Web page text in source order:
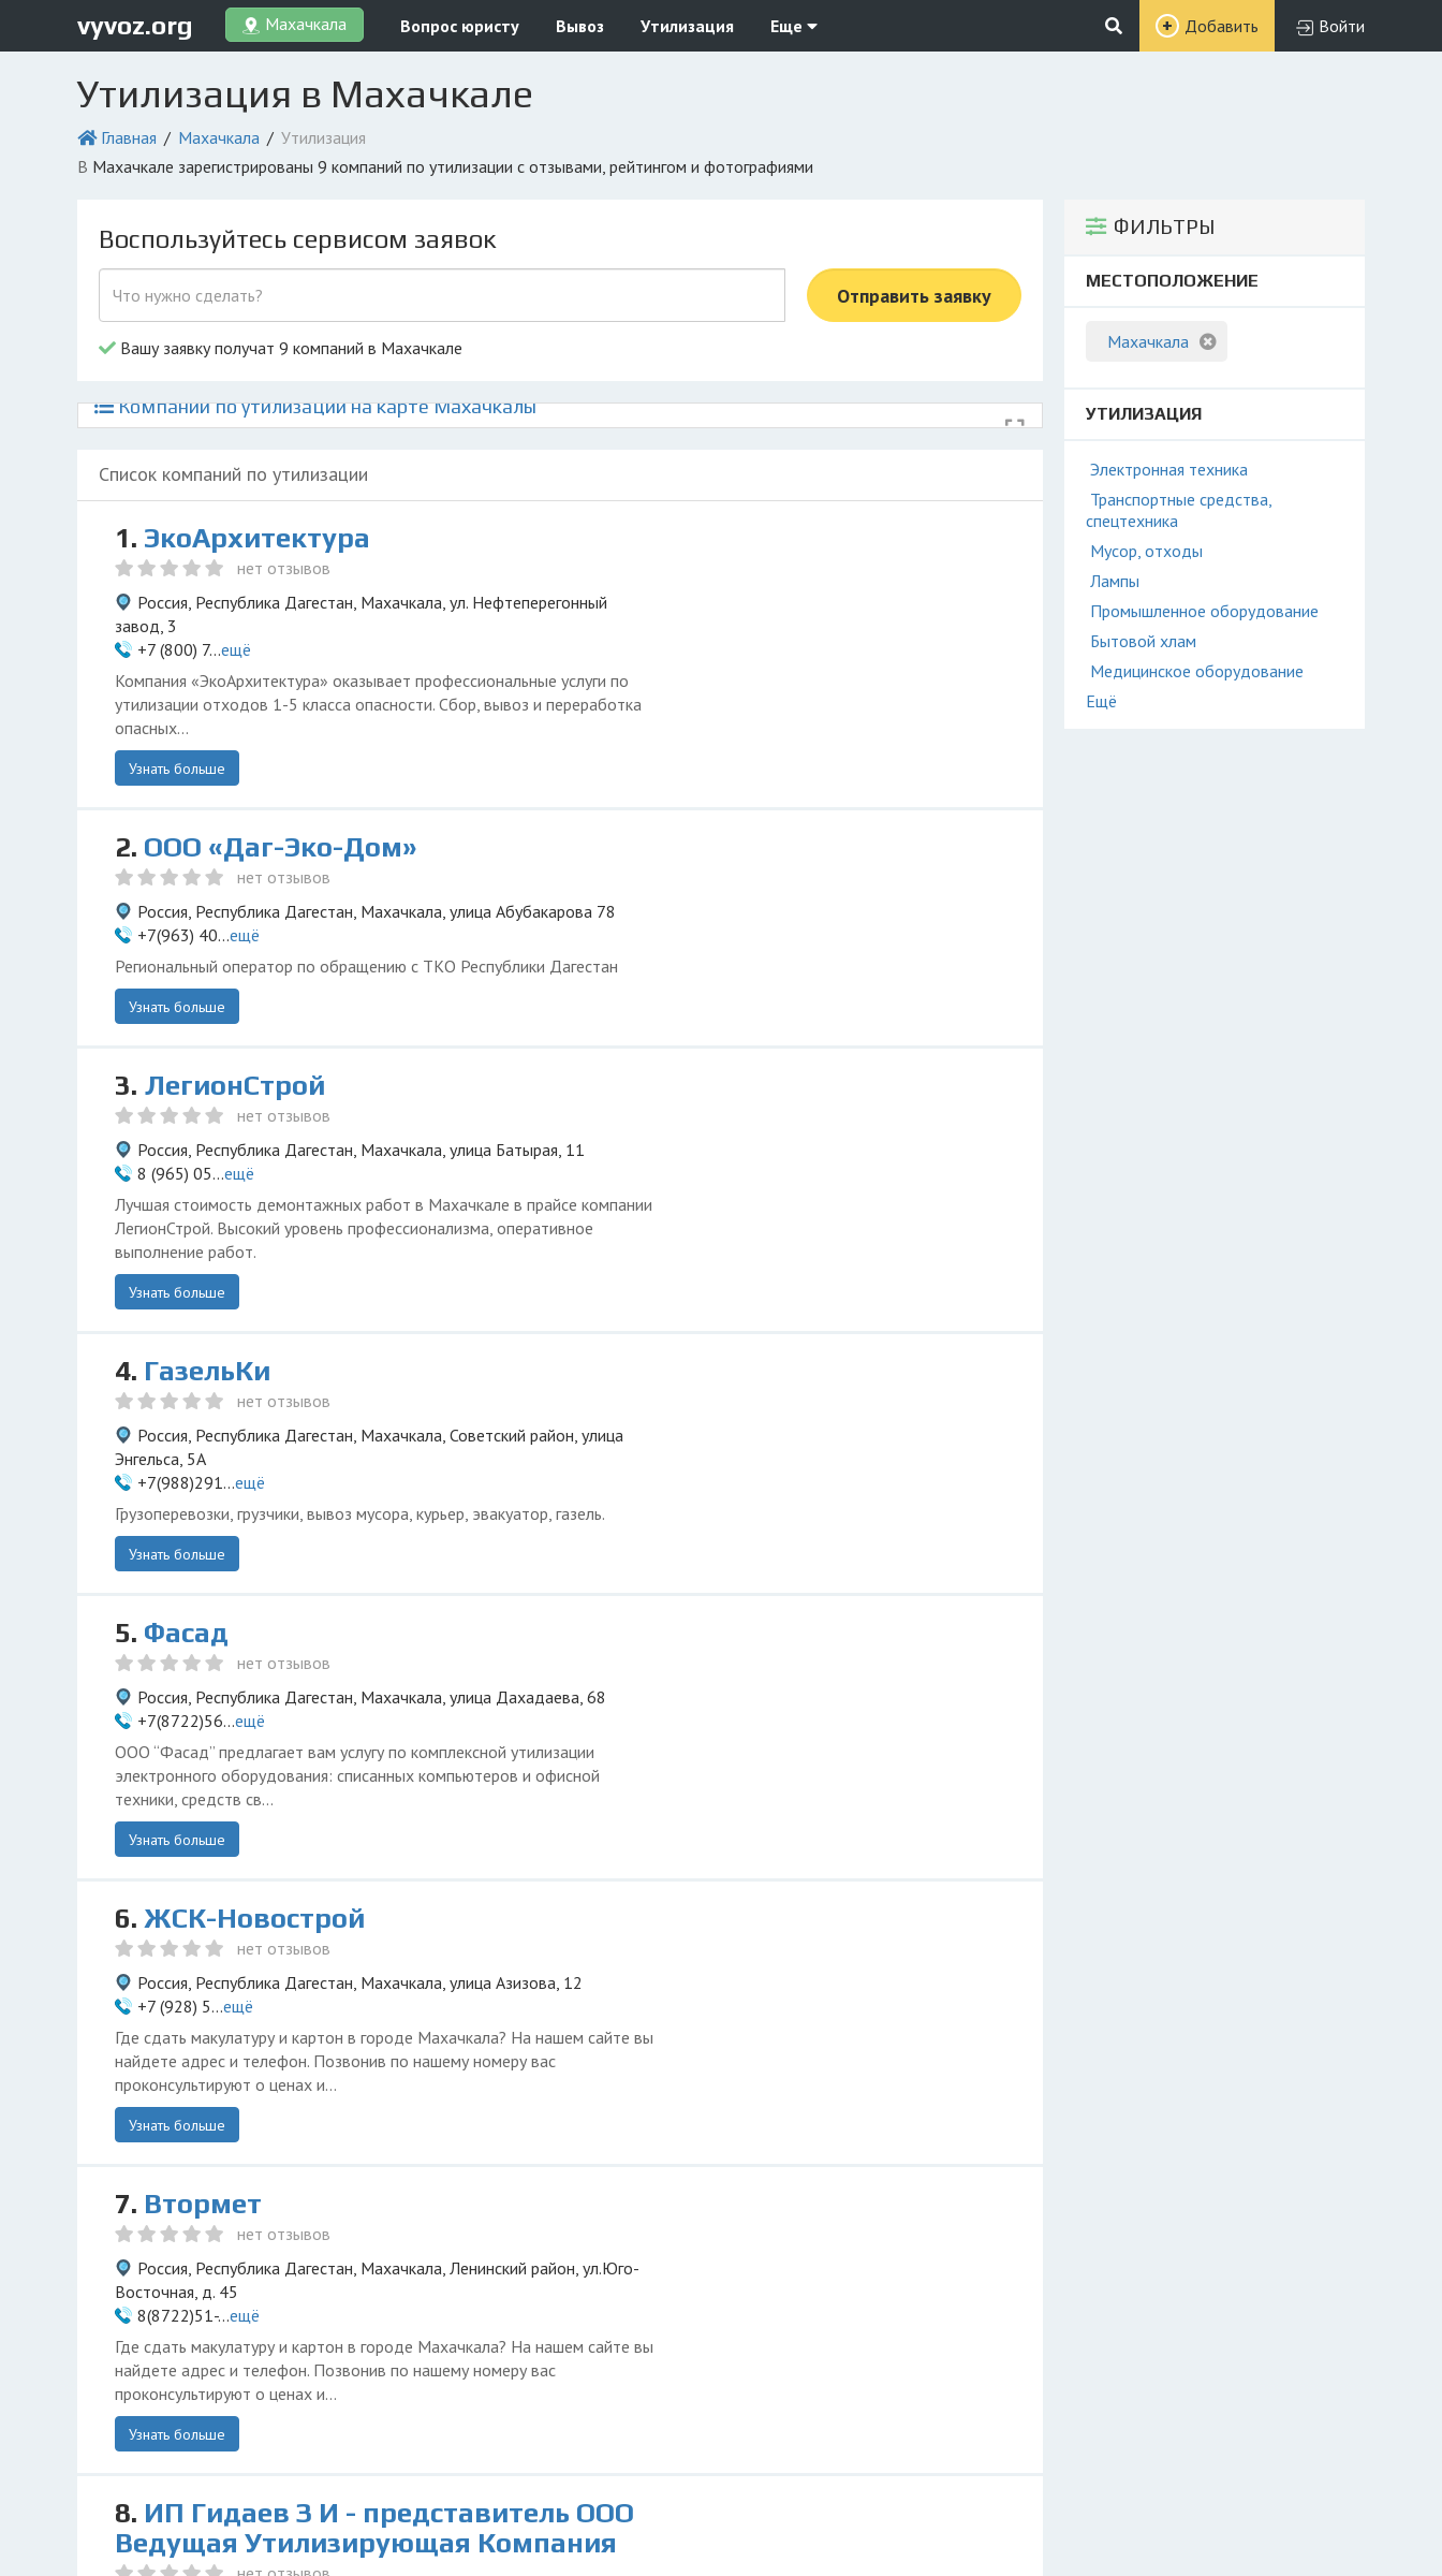
vyvoz.org Махачкала Вопрос юристу Вывоз Утилизация Еще Добавить Войти
Утилизация в Махачкале
Главная Махачкала
Утилизация
в Махачкале зарегистрированы 9 компаний по утилизации с отзывами, рейтингом и фотографиями
ФИЛЬТРЫ
МЕСТОПОЛОЖЕНИЕ
Махачкала
УТИЛИЗАЦИЯ
Электронная техника
Транспортные средства,
спецтехника
Мусор, отходы
Лампы
Промышленное оборудование
Бытовой хлам
Медицинское оборудование
Ещё
Воспользуйтесь сервисом заявок
Отправить заявку
Вашу заявку получат 9 компаний в Махачкале
Компании по утилизации на карте Махачкалы
Список компаний по утилизации
1. ЭкоАрхитектура
нет отзывов
Россия, Республика Дагестан, Махачкала, ул. Нефтеперегонный
завод, 3
+7 (800) 7...ещё
Компания «ЭкоАрхитектура» оказывает профессиональные услуги по
утилизации отходов 1-5 класса опасности. Сбор, вывоз и переработка
опасных...
Узнать больше
2. ООО «Даг-Эко-Дом»
нет отзывов
Россия, Республика Дагестан, Махачкала, улица Абубакарова 78
+7(963) 40...ещё
Региональный оператор по обращению с ТКО Республики Дагестан
Узнать больше
3. ЛегионСтрой
нет отзывов
Россия, Республика Дагестан, Махачкала, улица Батырая, 11
8 (965) 05...ещё
Лучшая стоимость демонтажных работ в Махачкале в прайсе компании
ЛегионСтрой. Высокий уровень профессионализма, оперативное
выполнение работ.
Узнать больше
4. ГазельКи
нет отзывов
Россия, Республика Дагестан, Махачкала, Советский район, улица
Энгельса, 5А
+7(988)291...ещё
Грузоперевозки, грузчики, вывоз мусора, курьер, эвакуатор, газель.
Узнать больше
5. Фасад
нет отзывов
Россия, Республика Дагестан, Махачкала, улица Дахадаева, 68
+7(8722)56...ещё
ООО “Фасад” предлагает вам услугу по комплексной утилизации
электронного оборудования: списанных компьютеров и офисной
техники, средств св...
Узнать больше
6. ЖСК-Новострой
нет отзывов
Россия, Республика Дагестан, Махачкала, улица Азизова, 12
+7 (928) 5...ещё
Где сдать макулатуру и картон в городе Махачкала? На нашем сайте вы
найдете адрес и телефон. Позвонив по нашему номеру вас
проконсультируют о ценах и...
Узнать больше
7. Втормет
нет отзывов
Россия, Республика Дагестан, Махачкала, Ленинский район, ул.Юго-
Восточная, д. 45
8(8722)51-...ещё
Где сдать макулатуру и картон в городе Махачкала? На нашем сайте вы
найдете адрес и телефон. Позвонив по нашему номеру вас
проконсультируют о ценах и...
Узнать больше
8. ИП Гидаев З И - представитель ООО
Ведущая Утилизирующая Компания